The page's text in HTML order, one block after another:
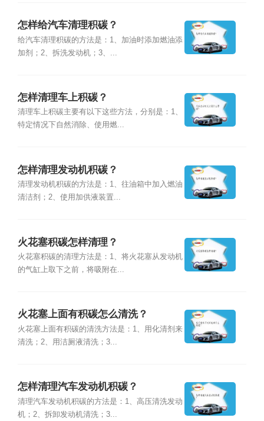
怎样给汽车清理积碳？
给汽车清理积碳的方法是：1、加油时添加燃油添
加剂；2、拆洗发动机；3、...
怎样清理车上积碳？
清理车上积碳主要有以下这些方法，分别是：1、
特定情况下自然消除、使用燃...
怎样清理发动机积碳？
清理发动机积碳的方法是：1、往油箱中加入燃油
清洁剂；2、使用加供液装置...
火花塞积碳怎样清理？
火花塞积碳的清理方法是：1、将火花塞从发动机
的气缸上取下之前，将吸附在...
火花塞上面有积碳怎么清洗？
火花塞上面有积碳的清洗方法是：1、用化清剂来
清洗；2、用洁厕液清洗；3...
怎样清理汽车发动机积碳？
清理汽车发动机积碳的方法是：1、高压清洗发动
机；2、拆卸发动机清洗；3...